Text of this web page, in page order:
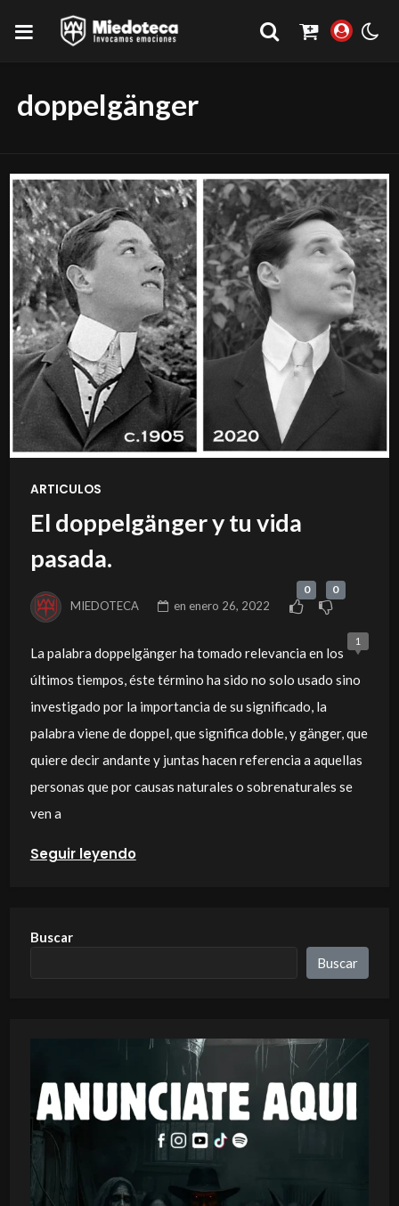
doppelgänger
ARTICULOS
El doppelgänger y tu vida
pasada.
MIEDOTECA en enero 26, 2022
0 0
1
La palabra doppelgänger ha tomado relevancia en los
últimos tiempos, éste término ha sido no solo usado sino
investigado por la importancia de su significado, la
palabra viene de doppel, que significa doble, y gänger, que
quiere decir andante y juntas hacen referencia a aquellas
personas que por causas naturales o sobrenaturales se
ven a
Seguir leyendo
Buscar
Buscar